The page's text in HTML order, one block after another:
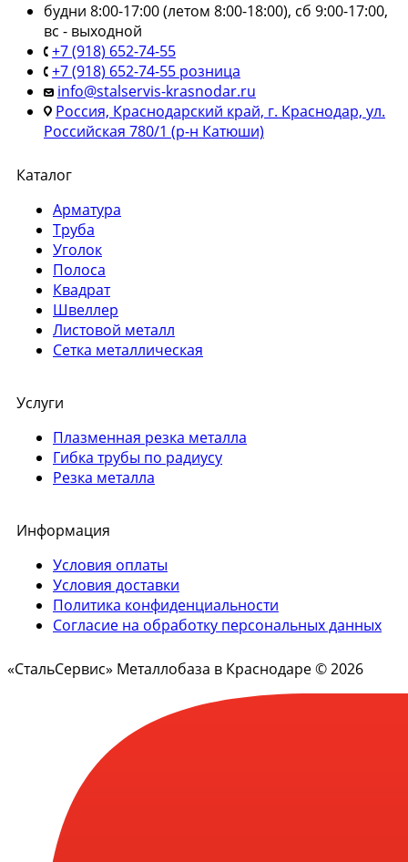
будни 8:00-17:00 (летом 8:00-18:00), сб 9:00-17:00,
вс - выходной
+7 (918) 652-74-55
+7 (918) 652-74-55 розница
info@stalservis-krasnodar.ru
Россия, Краснодарский край, г. Краснодар, ул.
Российская 780/1 (р-н Катюши)
Каталог
Арматура
Труба
Уголок
Полоса
Квадрат
Швеллер
Листовой металл
Сетка металлическая
Услуги
Плазменная резка металла
Гибка трубы по радиусу
Резка металла
Информация
Условия оплаты
Условия доставки
Политика конфиденциальности
Согласие на обработку персональных данных
«СтальСервис» Металлобаза в Краснодаре © 2026